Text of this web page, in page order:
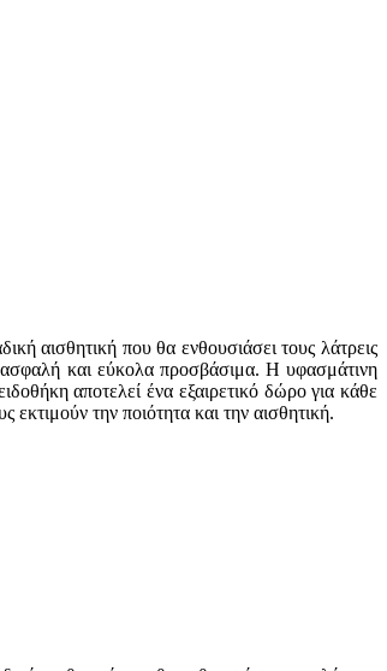
αισθητική που θα ενθουσιάσει τους λάτρεις
ασφαλή και εύκολα προσβάσιμα. Η υφασμάτινη
αποτελεί ένα εξαιρετικό δώρο για κάθε
την ποιότητα και την αισθητική.